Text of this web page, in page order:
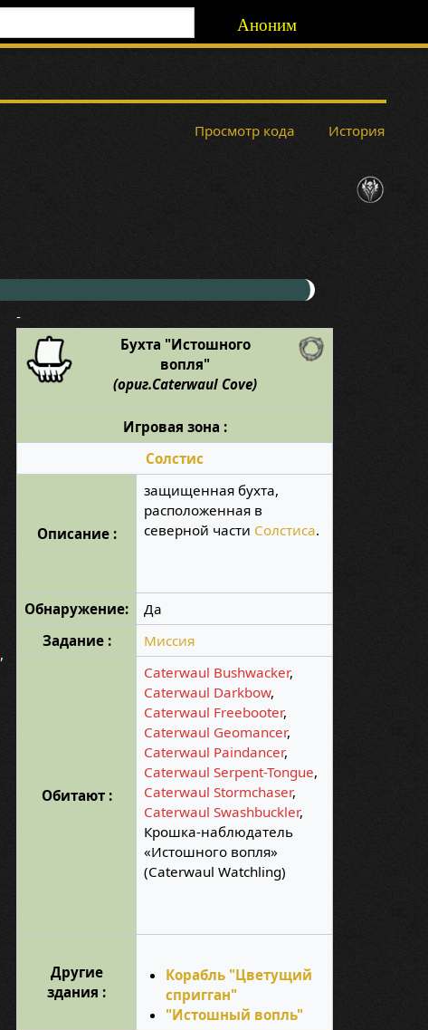
Аноним
Просмотр кода История
-
Бухта "Истошного
вопля"
(ориг.Caterwaul Cove)
Игровая зона :
Солстис
Описание :
защищенная бухта,
расположенная в
северной части Солстиса.
Обнаружение:
Да
Задание :
Миссия
Обитают :
Caterwaul Bushwacker,
Caterwaul Darkbow,
Caterwaul Freebooter,
Caterwaul Geomancer,
Caterwaul Paindancer,
Caterwaul Serpent-Tongue,
Caterwaul Stormchaser,
Caterwaul Swashbuckler,
Крошка-наблюдатель
«Истошного вопля»
(Caterwaul Watchling)
Другие
здания :
Корабль "Цветущий
спригган"
"Истошный вопль"
,